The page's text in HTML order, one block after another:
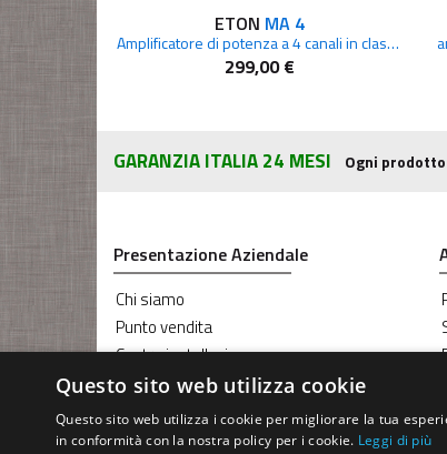
ETON MA 4
Amplificatore di potenza a 4 canali in classe D
299,00 €
GARANZIA ITALIA 24 MESI Ogni
Presentazione Aziendale
Chi siamo
Punto vendita
Centro installazione
Blog RG Sound
Servizio Oscuramento vetri
Servizio riparazione Parabrezza
Questo sito web utilizza cookie
Questo sito web utilizza i cookie per migliorare la tua
in conformità con la nostra policy per i cookie. Leggi di più